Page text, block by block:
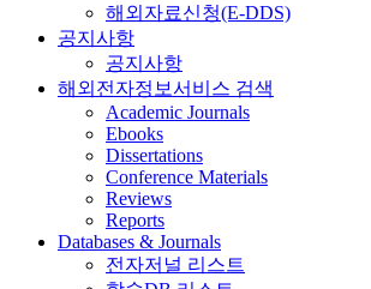
해외자료신청(E-DDS)
공지사항
공지사항
해외전자정보서비스 검색
Academic Journals
Ebooks
Dissertations
Conference Materials
Reviews
Reports
Databases & Journals
전자저널 리스트